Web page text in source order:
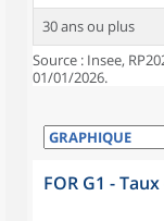
30 ans ou plus
Source : Insee,
01/01/2026.
FOR G1 -